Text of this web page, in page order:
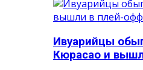
Ивуарийцы
Кюрасао и